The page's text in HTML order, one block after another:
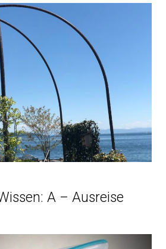
A – Ausreise